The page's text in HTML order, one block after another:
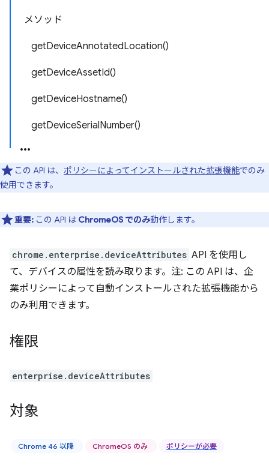
メソッド
getDeviceAnnotatedLocation()
getDeviceAssetId()
getDeviceHostname()
getDeviceSerialNumber()
この API は、 ポリシーによってインストールされた拡張機能でのみ
使用できます。
重要: この API は ChromeOS でのみ動作します。
chrome.enterprise.deviceAttributes API を使用し
て、デバイスの属性を読み取ります。注: この API は、企
業ポリシーによって自動インストールされた拡張機能から
のみ利用できます。
権限
enterprise.deviceAttributes
対象
Chrome 46 以降 ChromeOS のみ ポリシーが必要